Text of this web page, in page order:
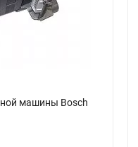
машины Bosch